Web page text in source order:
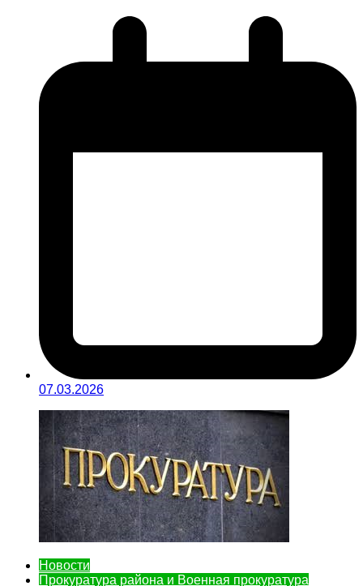
07.03.2026
Новости
Прокуратура района и Военная прокуратура